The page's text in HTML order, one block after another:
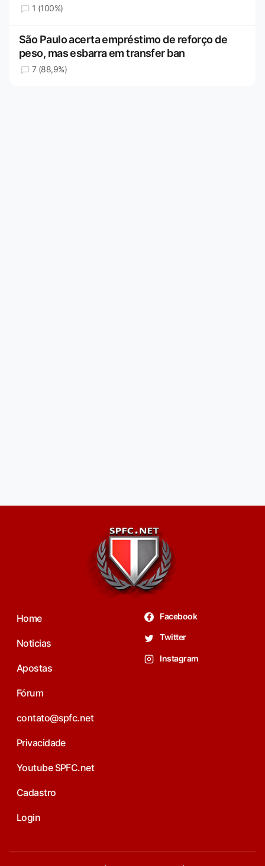
1 (100%)
São Paulo acerta empréstimo de reforço de
peso, mas esbarra em transfer ban
7 (88,9%)
Home
Noticias
Apostas
Fórum
contato@spfc.net
Privacidade
Youtube SPFC.net
Cadastro
Login
Facebook
Twitter
Instagram